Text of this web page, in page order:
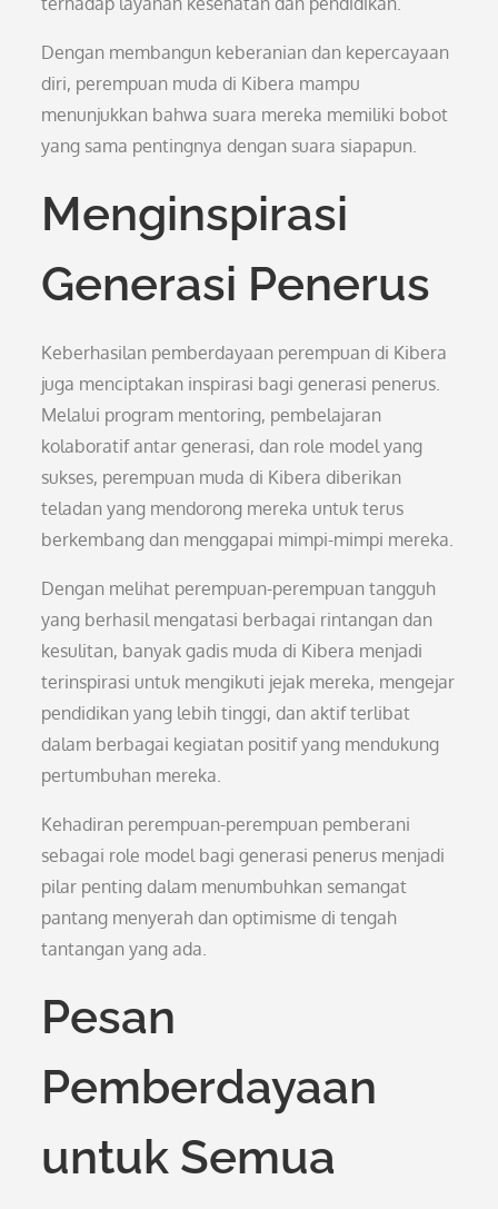
Dengan membangun keberanian dan kepercayaan
diri, perempuan muda di Kibera mampu
menunjukkan bahwa suara mereka memiliki bobot
yang sama pentingnya dengan suara siapapun.
Menginspirasi
Generasi Penerus
Keberhasilan pemberdayaan perempuan di Kibera
juga menciptakan inspirasi bagi generasi penerus.
Melalui program mentoring, pembelajaran
kolaboratif antar generasi, dan role model yang
sukses, perempuan muda di Kibera diberikan
teladan yang mendorong mereka untuk terus
berkembang dan menggapai mimpi-mimpi mereka.
Dengan melihat perempuan-perempuan tangguh
yang berhasil mengatasi berbagai rintangan dan
kesulitan, banyak gadis muda di Kibera menjadi
terinspirasi untuk mengikuti jejak mereka, mengejar
pendidikan yang lebih tinggi, dan aktif terlibat
dalam berbagai kegiatan positif yang mendukung
pertumbuhan mereka.
Kehadiran perempuan-perempuan pemberani
sebagai role model bagi generasi penerus menjadi
pilar penting dalam menumbuhkan semangat
pantang menyerah dan optimisme di tengah
tantangan yang ada.
Pesan
Pemberdayaan
untuk Semua